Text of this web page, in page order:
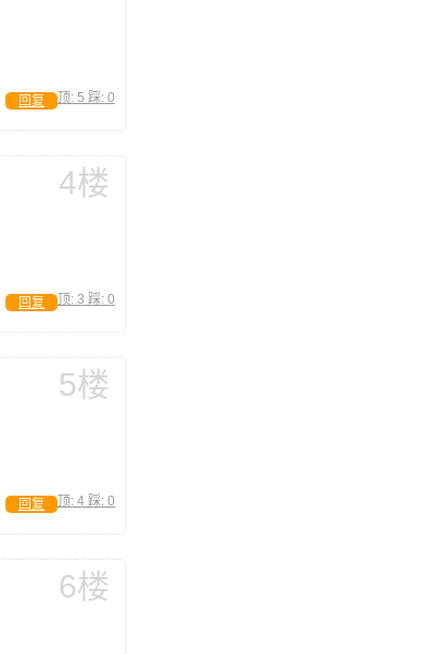
顶: 5 踩: 0
回复
4楼
顶: 3 踩: 0
回复
5楼
顶: 4 踩: 0
回复
6楼